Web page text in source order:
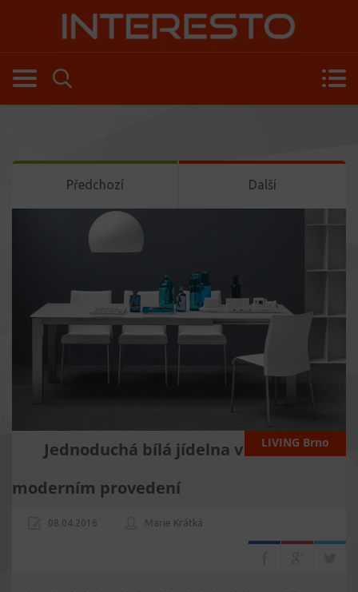
Předchozí Další
LIVING Brno
Jednoduchá bílá jídelna v
moderním provedení
08.04.2016 Marie Krátká